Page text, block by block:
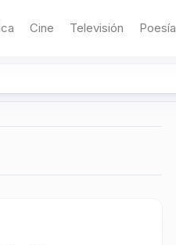
Cine Televisión Poesía